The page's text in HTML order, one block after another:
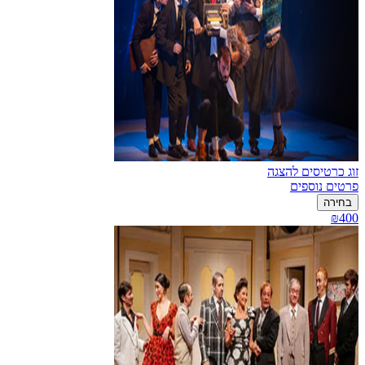
זוג כרטיסים להצגה
פרטים נוספים
בחירה
₪400